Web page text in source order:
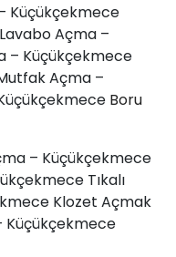
Küçükçekmece
Açma –
– Küçükçekmece
Açma –
Boru
– Küçükçekmece
Tıkalı
Klozet Açmak
Küçükçekmece